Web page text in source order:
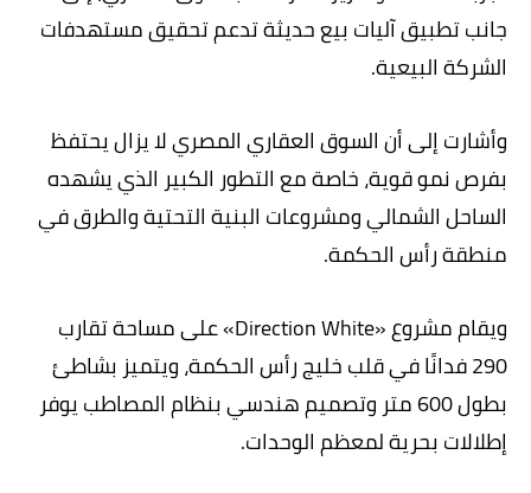
جانب تطبيق آليات بيع حديثة تدعم تحقيق مستهدفات
الشركة البيعية.
وأشارت إلى أن السوق العقاري المصري لا يزال يحتفظ
بفرص نمو قوية، خاصة مع التطور الكبير الذي يشهده
الساحل الشمالي ومشروعات البنية التحتية والطرق في
منطقة رأس الحكمة.
ويقام مشروع «Direction White» على مساحة تقارب
290 فدانًا في قلب خليج رأس الحكمة، ويتميز بشاطئ
بطول 600 متر وتصميم هندسي بنظام المصاطب يوفر
إطلالات بحرية لمعظم الوحدات.